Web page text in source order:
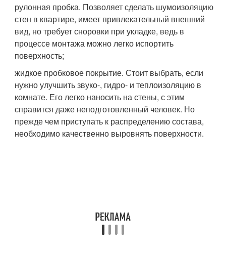
рулонная пробка. Позволяет сделать шумоизоляцию
стен в квартире, имеет привлекательный внешний
вид, но требует сноровки при укладке, ведь в
процессе монтажа можно легко испортить
поверхность;
жидкое пробковое покрытие. Стоит выбрать, если
нужно улучшить звуко-, гидро- и теплоизоляцию в
комнате. Его легко наносить на стены, с этим
справится даже неподготовленный человек. Но
прежде чем приступать к распределению состава,
необходимо качественно выровнять поверхности.